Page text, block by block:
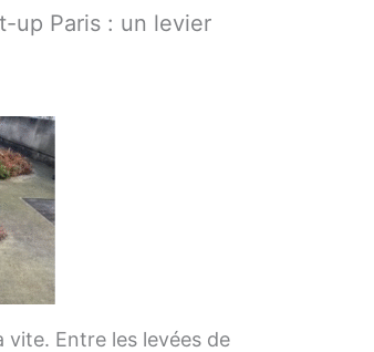
up Paris : un levier
Entre les levées de